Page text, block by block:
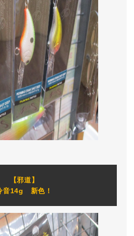
【邪道】
音14g 新色！